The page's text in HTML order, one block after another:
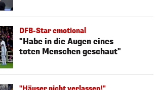
DFB-Star emotional
"Habe in die Augen eines
toten Menschen geschaut"